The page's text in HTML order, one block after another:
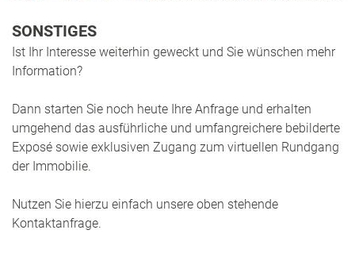
SONSTIGES
Ist Ihr Interesse weiterhin geweckt und Sie wünschen mehr
Information?
Dann starten Sie noch heute Ihre Anfrage und erhalten
umgehend das ausführliche und umfangreichere bebilderte
Exposé sowie exklusiven Zugang zum virtuellen Rundgang
der Immobilie.
Nutzen Sie hierzu einfach unsere oben stehende
Kontaktanfrage.